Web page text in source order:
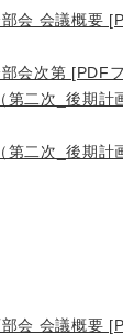
会 会議概要
会次第 [PDF
第二次_後期計
第二次_後期計
会 会議概要